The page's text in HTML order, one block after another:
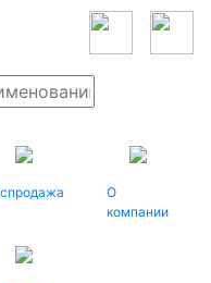
О
компании